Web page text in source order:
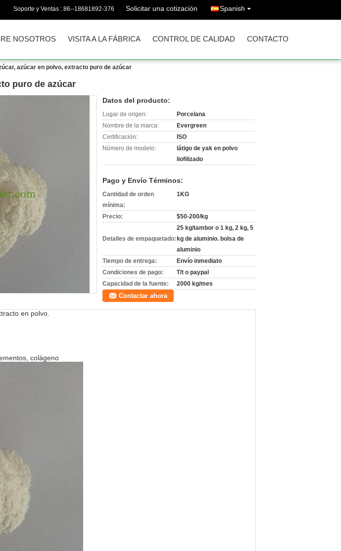
Soporte y Ventas : 86--18681892-376 Solicitar una cotización Spanish
NOSOTROS VISITA A LA FÁBRICA CONTROL DE CALIDAD CONTACTO
azúcar en polvo, extracto puro de azúcar
puro de azúcar
Datos del producto:
Lugar de origen:
Porcelana
Nombre de la marca:
Evergreen
Certificación:
ISO
Número de modelo:
látigo de yak en polvo
liofilizado
Pago y Envío Términos:
Cantidad de orden
mínima:
1KG
Precio: $50-200/kg
Detalles de empaquetado:
25 kg/tambor o 1 kg, 2 kg, 5
kg de aluminio. bolsa de
aluminio
Tiempo de entrega:
Envío inmediato
Condiciones de pago:
T/t o paypal
Capacidad de la fuente:
2000 kg/mes
Contactar ahora
en polvo.
colágeno